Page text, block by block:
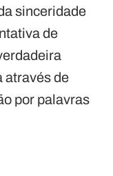
sinceridade
de
através de
por palavras